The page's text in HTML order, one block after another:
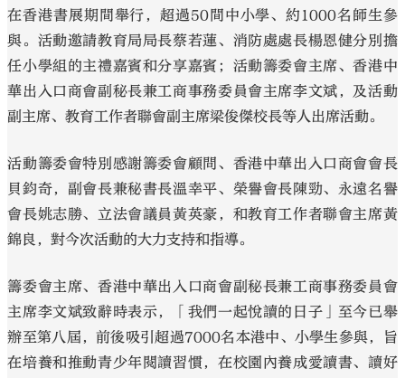
在香港書展期間舉行，超過50間中小學、約1000名師生參
與。活動邀請教育局局長蔡若蓮、消防處處長楊恩健分別擔
任小學組的主禮嘉賓和分享嘉賓；活動籌委會主席、香港中
華出入口商會副秘長兼工商事務委員會主席李文斌，及活動
副主席、教育工作者聯會副主席梁俊傑校長等人出席活動。
活動籌委會特別感謝籌委會顧問、香港中華出入口商會會長
貝鈞奇，副會長兼秘書長溫幸平、榮譽會長陳勁、永遠名譽
會長姚志勝、立法會議員黃英豪，和教育工作者聯會主席黃
錦良，對今次活動的大力支持和指導。
籌委會主席、香港中華出入口商會副秘長兼工商事務委員會
主席李文斌致辭時表示，「我們一起悅讀的日子」至今已舉
辦至第八屆，前後吸引超過7000名本港中、小學生參與，旨
在培養和推動青少年閱讀習慣，在校園內養成愛讀書、讀好